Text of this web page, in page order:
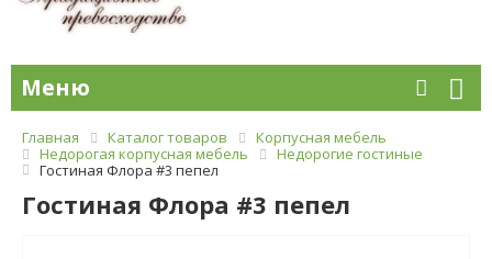
Меню
Главная Каталог товаров
Корпусная мебель
Недорогая корпусная мебель
Недорогие гостиные
Гостиная Флора #3 пепел
Гостиная Флора #3 пепел